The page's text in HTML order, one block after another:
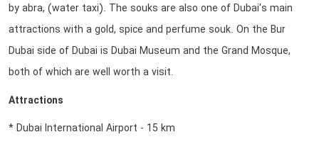
by abra, (water taxi). The souks are also one of Dubai's main
attractions with a gold, spice and perfume souk. On the Bur
Dubai side of Dubai is Dubai Museum and the Grand Mosque,
both of which are well worth a visit.
Attractions
* Dubai International Airport - 15 km